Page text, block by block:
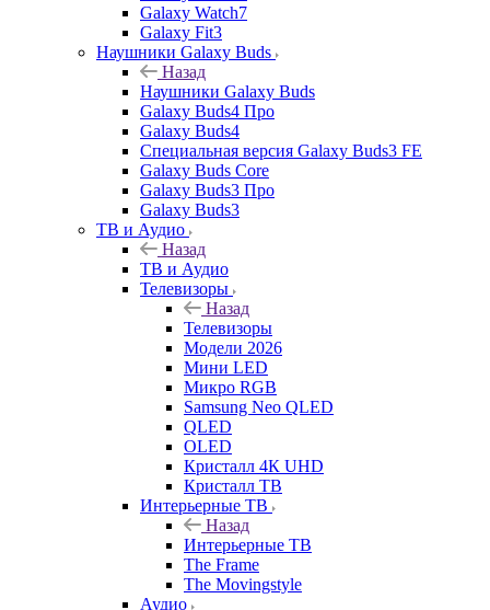
Galaxy Watch7
Galaxy Fit3
Наушники Galaxy Buds
Назад
Наушники Galaxy Buds
Galaxy Buds4 Про
Galaxy Buds4
Специальная версия Galaxy Buds3 FE
Galaxy Buds Core
Galaxy Buds3 Про
Galaxy Buds3
ТВ и Аудио
Назад
ТВ и Аудио
Телевизоры
Назад
Телевизоры
Модели 2026
Мини LED
Микро RGB
Samsung Neo QLED
QLED
OLED
Кристалл 4К UHD
Кристалл ТВ
Интерьерные ТВ
Назад
Интерьерные ТВ
The Frame
The Movingstyle
Аудио